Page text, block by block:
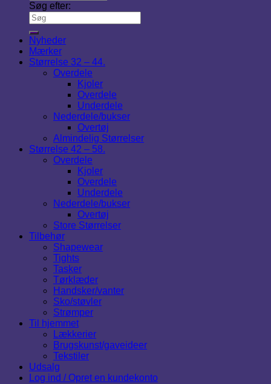
Søg efter:
Nyheder
Mærker
Størrelse 32 – 44.
Overdele
Kjoler
Overdele
Underdele
Nederdele/bukser
Overtøj
Almindelig Størrelser
Størrelse 42 – 58.
Overdele
Kjoler
Overdele
Underdele
Nederdele/bukser
Overtøj
Store Størrelser
Tilbehør
Shapewear
Tights
Tasker
Tørklæder
Handsker/vanter
Sko/støvler
Strømper
Til hjemmet
Lækkerier
Brugskunst/gaveideer
Tekstiler
Udsalg
Log ind / Opret en kundekonto